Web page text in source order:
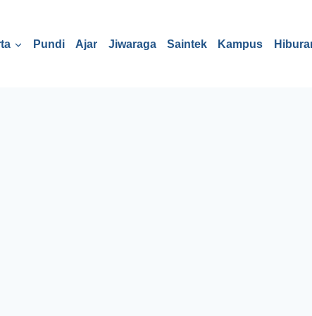
Pundi Ajar Jiwaraga Saintek Kampus